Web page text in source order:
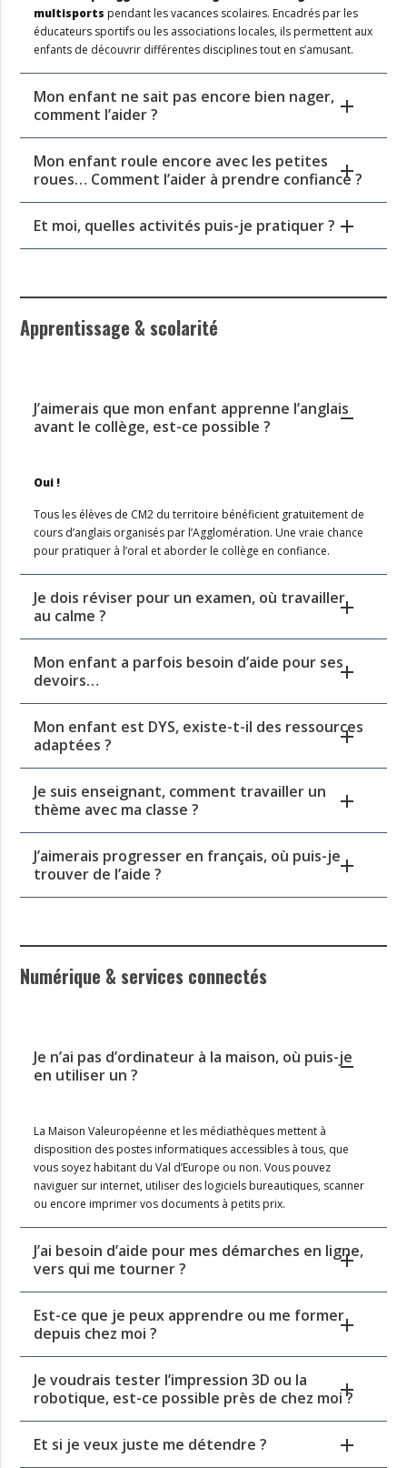
multisports pendant les vacances scolaires. Encadrés par les
éducateurs sportifs ou les associations locales, ils permettent aux
enfants de découvrir différentes disciplines tout en s’amusant.
Mon enfant ne sait pas encore bien nager,
comment l’aider ?
Mon enfant roule encore avec les petites
roues… Comment l’aider à prendre confiance ?
Et moi, quelles activités puis-je pratiquer ?
Apprentissage & scolarité
J’aimerais que mon enfant apprenne l’anglais
avant le collège, est-ce possible ?
Oui !
Tous les élèves de CM2 du territoire bénéficient gratuitement de
cours d’anglais organisés par l’Agglomération. Une vraie chance
pour pratiquer à l’oral et aborder le collège en confiance.
Je dois réviser pour un examen, où travailler
au calme ?
Mon enfant a parfois besoin d’aide pour ses
devoirs…
Mon enfant est DYS, existe-t-il des ressources
adaptées ?
Je suis enseignant, comment travailler un
thème avec ma classe ?
J’aimerais progresser en français, où puis-je
trouver de l’aide ?
Numérique & services connectés
Je n’ai pas d’ordinateur à la maison, où puis-je
en utiliser un ?
La Maison Valeuropéenne et les médiathèques mettent à
disposition des postes informatiques accessibles à tous, que
vous soyez habitant du Val d’Europe ou non. Vous pouvez
naviguer sur internet, utiliser des logiciels bureautiques, scanner
ou encore imprimer vos documents à petits prix.
J’ai besoin d’aide pour mes démarches en ligne,
vers qui me tourner ?
Est-ce que je peux apprendre ou me former
depuis chez moi ?
Je voudrais tester l’impression 3D ou la
robotique, est-ce possible près de chez moi ?
Et si je veux juste me détendre ?